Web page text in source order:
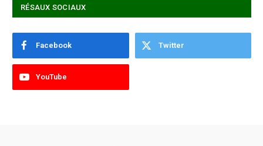
RÉSAUX SOCIAUX
Facebook Twitter
YouTube